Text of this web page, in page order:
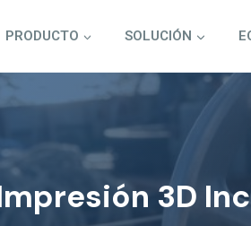
PRODUCTO SOLUCIÓN
3D